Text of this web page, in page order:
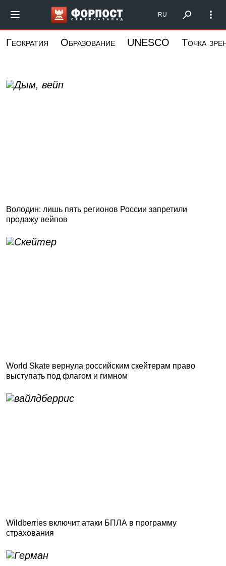
основному
Форпост Северо-
RU
Геократия Образование UNESCO Точка
Володин: лишь пять регионов России запретили
продажу вейпов
World Skate вернула российским скейтерам право
выступать под флагом и гимном
Wildberries включит атаки БПЛА в программу
страхования